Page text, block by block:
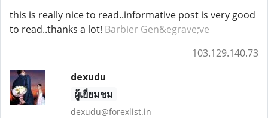
this is really nice to read..informative post is very good
to read..thanks a lot! Barbier Gen&egrave;ve
103.129.140.73
dexudu
ผู้เยี่ยมชม
dexudu@forexlist.in